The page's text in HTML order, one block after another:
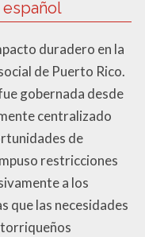
duradero en la
de Puerto Rico.
gobernada desde
centralizado
de
restricciones
a los
que las necesidades